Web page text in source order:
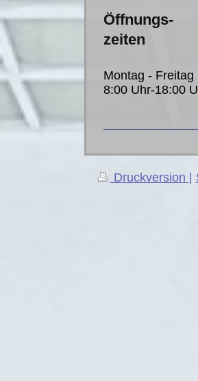
Öffnungs-
zeiten
Montag - Freitag
8:00 Uhr-18:00
Druckversion